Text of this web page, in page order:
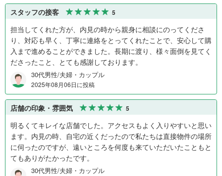
スタッフの接客 5
担当してくれた方が、内見の時から親身に相談にのってくださ
り、対応も早く、丁寧に連絡をとってくれたことで、安心して購
入まで進めることができました。長期に渡り、様々面倒を見てく
ださったこと、とても感謝しております。
30代男性/夫婦・カップル
2025年08月06日に投稿
店舗の印象・雰囲気 5
明るくてキレイな店舗でした。アクセスもよく入りやすいと思い
ます。内見の時、自宅の近くだったので私たちは直接物件の場所
に伺ったのですが、遠いところを何度も来ていただいたこともと
てもありがたかったです。
30代男性/夫婦・カップル